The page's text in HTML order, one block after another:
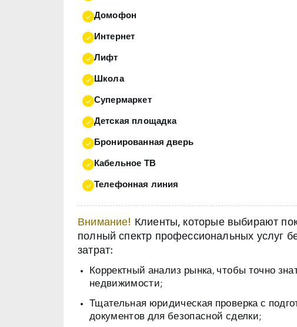
Домофон
Интернет
Лифт
Школа
Супермаркет
Детская площадка
Бронированная дверь
Кабельное ТВ
Телефонная линия
Внимание!
Клиенты, которые выбирают
полный спектр профессиональных услуг
затрат:
Корректный анализ рынка, чтобы точно
недвижимости;
Тщательная юридическая проверка с
документов для безопасной сделки;